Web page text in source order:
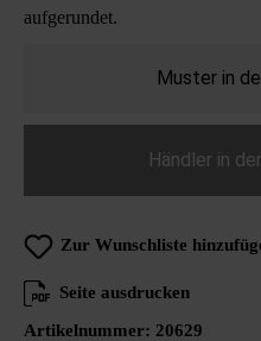
aufgerundet.
Muster in
Händler in
Zur Wunschliste
Seite ausdrucken
Artikelnummer: 20629